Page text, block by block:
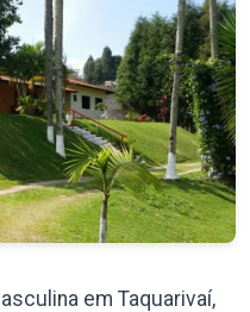
em Taquarivaí,